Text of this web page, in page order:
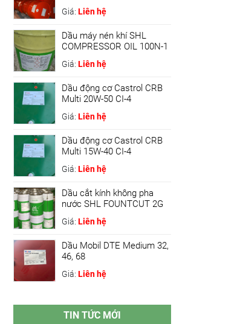
Giá: Liên hệ
Dầu máy nén khí SHL
COMPRESSOR OIL 100N-1
Giá: Liên hệ
Dầu động cơ Castrol CRB
Multi 20W-50 CI-4
Giá: Liên hệ
Dầu động cơ Castrol CRB
Multi 15W-40 CI-4
Giá: Liên hệ
Dầu cắt kính không pha
nước SHL FOUNTCUT 2G
Giá: Liên hệ
Dầu Mobil DTE Medium 32,
46, 68
Giá: Liên hệ
TIN TỨC MỚI